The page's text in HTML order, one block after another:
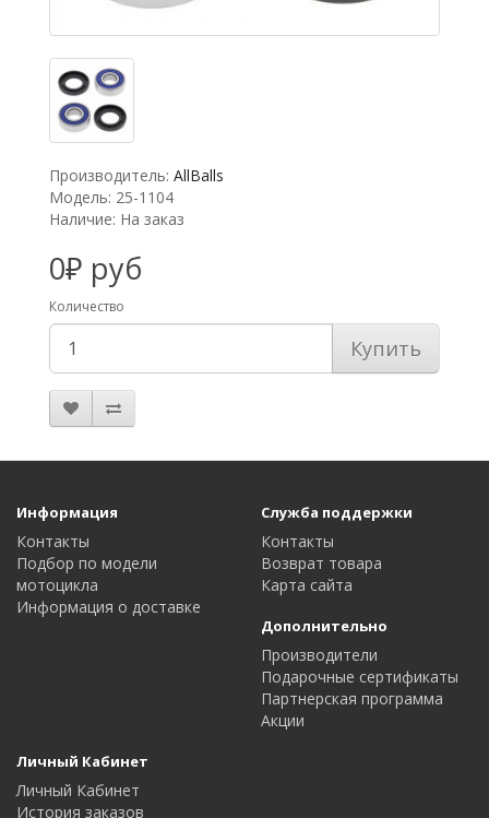
Производитель: AllBalls
Модель: 25-1104
Наличие: На заказ
0₽ руб
Количество
Купить
Информация
Контакты
Подбор по модели
мотоцикла
Информация о доставке
Служба поддержки
Контакты
Возврат товара
Карта сайта
Дополнительно
Производители
Подарочные сертификаты
Партнерская программа
Акции
Личный Кабинет
Личный Кабинет
История заказов